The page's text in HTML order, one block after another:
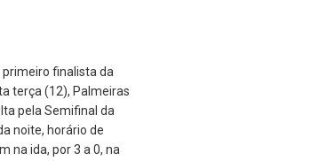
primeiro finalista da
terça (12), Palmeiras
pela Semifinal da
noite, horário de
na ida, por 3 a 0, na